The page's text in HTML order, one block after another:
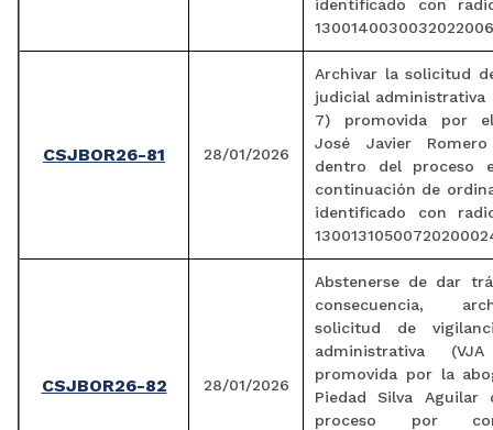
identificado con
CSJBOR26-81 28/01/2026
Archivar la solicitud
judicial administrativa
7) promovida por
José Javier Romero
dentro del proceso
continuación de
identificado con
CSJBOR26-82 28/01/2026
Abstenerse de dar
consecuencia,
solicitud de
administrativa
promovida por la
Piedad Silva Aguilar
proceso por